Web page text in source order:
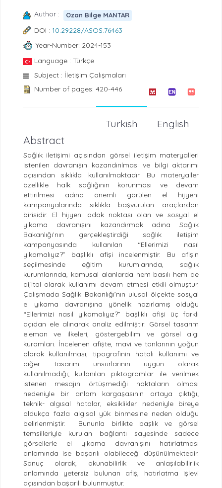
Author : Ozan Bilge MANTAR
DOI : 10.29228/ASOS.76463
Year-Number: 2024-153
Language : Türkçe
Subject : İletişim Çalışmaları
Number of pages: 420-446
English
Turkish
Abstract
Sağlık iletişimi açısından görsel iletişim materyalleri
istenilen davranışın kazandırılması ve bilgi aktarımı
açısından sıklıkla kullanılmaktadır. Bu materyaller
özellikle halk sağlığının korunması ve devam
ettirilmesi adına önemli görülen el hijyeni
kampanyalarında sıklıkla başvurulan araçlardan
birisidir. El hijyeni odak noktası olan ve sosyal el
yıkama davranışını kazandırmak adına Sağlık
Bakanlığı’nın gerçekleştirdiği sağlık iletişim
kampanyasında kullanılan “Ellerimizi nasıl
yıkamalıyız?” başlıklı afişi incelenmiştir. Bu afişin
seçilmesinde eğitim kurumlarında, sağlık
kurumlarında, kamusal alanlarda hem basılı hem de
dijital olarak kullanımı devam etmesi etkili olmuştur.
Çalışmada Sağlık Bakanlığı’nın ulusal ölçekte sosyal
el yıkama davranışına yönelik hazırlamış olduğu
“Ellerimizi nasıl yıkamalıyız?” başlıklı afişi üç farklı
açıdan ele alınarak analiz edilmiştir: Görsel tasarım
eleman ve ilkeleri, göstergebilim ve görsel algı
kuramları. İncelenen afişte, mavi ve tonlarının yoğun
olarak kullanılması, tipografinin hatalı kullanımı ve
diğer tasarım unsurlarının uygun olarak
kullanılmadığı; kullanılan piktogramlar ile verilmek
istenen mesajın örtüşmediği noktaların olması
nedeniyle bir anlam kargaşasının ortaya çıktığı;
teknik- algısal hatalar, eksiklikler nedeniyle bireye
oldukça fazla algısal yük binmesine neden olduğu
belirlenmiştir. Bununla birlikte başlık ve görsel
temsilleriyle kurulan bağlantı sayesinde sadece
görsellerle el yıkama davranışını hatırlatması
anlamında ise başarılı olabileceği düşünülmektedir.
Sonuç olarak, okunabilirlik ve anlaşılabilirlik
anlamında yetersiz bulunan afiş, hatırlatma işlevi
açısından başarılı bulunmuştur.